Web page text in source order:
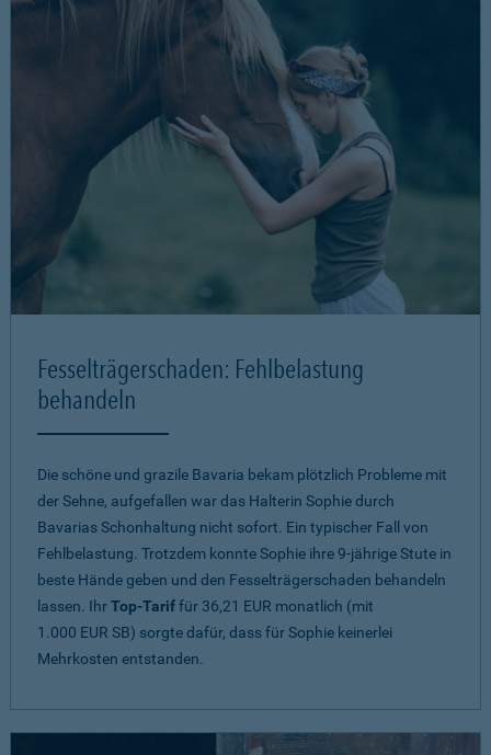
Fesselträgerschaden: Fehlbelastung
behandeln
Die schöne und grazile Bavaria bekam plötzlich Probleme mit
der Sehne, aufgefallen war das Halterin Sophie durch
Bavarias Schonhaltung nicht sofort. Ein typischer Fall von
Fehlbelastung. Trotzdem konnte Sophie ihre 9-jährige Stute in
beste Hände geben und den Fesselträgerschaden behandeln
lassen. IhrTop-Tariffür 36,21 EUR monatlich (mit
1.000 EUR SB) sorgte dafür, dass für Sophie keinerlei
Mehrkosten entstanden.